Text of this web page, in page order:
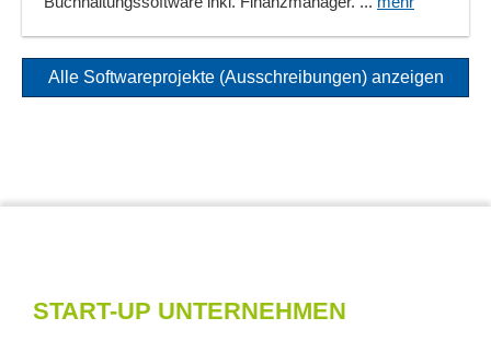
Alle Softwareprojekte (Ausschreibungen) anzeigen
START-UP UNTERNEHMEN